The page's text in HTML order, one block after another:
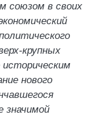
союзом в своих
крупных
нового
значимой